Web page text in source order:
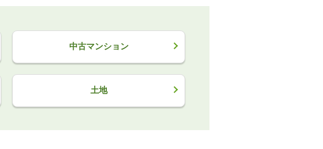
中古マンション
土地